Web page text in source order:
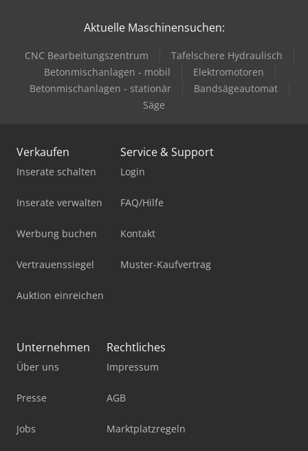
Aktuelle Maschinensuchen:
CNC Bearbeitungszentrum
Tafelschere Hydraulisch
Betonmischanlagen - mobil
Elektromotoren
Betonmischanlagen - stationär
Bandsägeautomat
Säge
Verkaufen
Inserate schalten
Inserate verwalten
Werbung buchen
Vertrauenssiegel
Auktion einreichen
Service & Support
Login
FAQ/Hilfe
Kontakt
Muster-Kaufvertrag
Unternehmen
Über uns
Presse
Jobs
Rechtliches
Impressum
AGB
Marktplatzregeln